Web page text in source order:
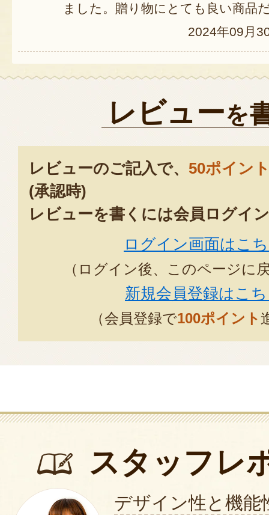
ました。贈り物にとても良い商品
2024年09月
レビューを
レビューのご記入で、 50ポイン
(承認時)
レビューを書くには会員ログイ
ログイン画面はこ
（ログイン後、このページに
新規会員登録はこ
（会員登録で100ポイント
スタッフレ
デザイン性と機能